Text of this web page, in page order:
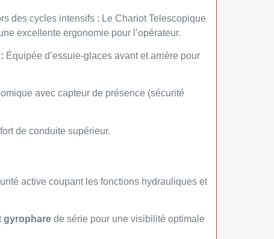
des cycles intensifs : Le Chariot Telescopique
excellente ergonomie pour l’opérateur.
Équipée d’essuie-glaces avant et arrière pour
avec capteur de présence (sécurité
de conduite supérieur.
active coupant les fonctions hydrauliques et
gyrophare de série pour une visibilité optimale